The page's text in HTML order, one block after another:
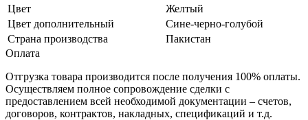
Цвет
Желтый
Цвет дополнительный
Сине-черно-голубой
Страна производства
Пакистан
Оплата
Отгрузка товара производится после получения 100% оплаты.
Осуществляем полное сопровождение сделки с
предоставлением всей необходимой документации – счетов,
договоров, контрактов, накладных, спецификаций и т.д.